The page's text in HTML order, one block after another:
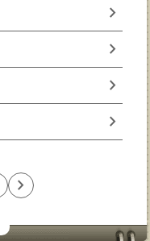
chevron_right
chevron_right
chevron_right
chevron_right
chevron_right